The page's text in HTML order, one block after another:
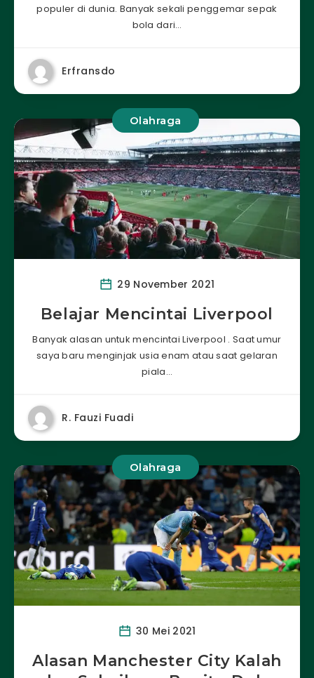
populer di dunia. Banyak sekali penggemar sepak
bola dari…
Erfransdo
Olahraga
29 November 2021
Belajar Mencintai Liverpool
Banyak alasan untuk mencintai Liverpool . Saat umur
saya baru menginjak usia enam atau saat gelaran
piala…
R. Fauzi Fuadi
Olahraga
30 Mei 2021
Alasan Manchester City Kalah